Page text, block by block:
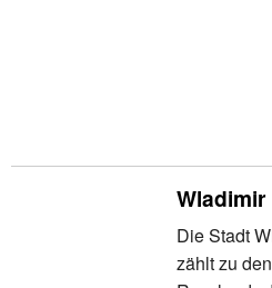
Wladimir
Die Stadt
zählt zu